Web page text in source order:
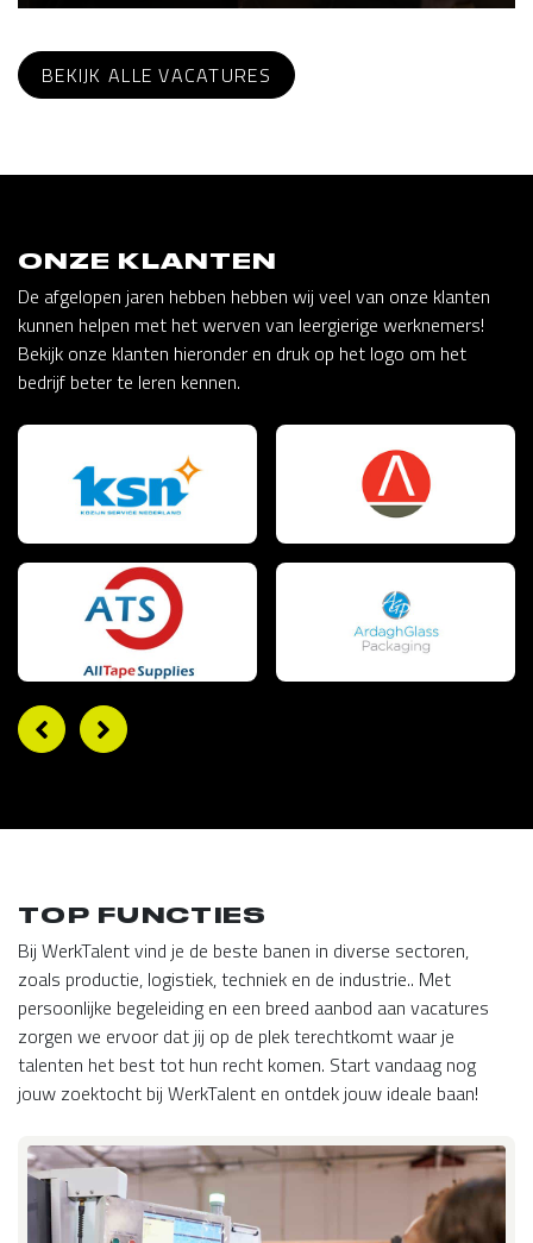
BEKIJK ALLE VACATURES
ONZE KLANTEN
De afgelopen jaren hebben hebben wij veel van onze klanten
kunnen helpen met het werven van leergierige werknemers!
Bekijk onze klanten hieronder en druk op het logo om het
bedrijf beter te leren kennen.
TOP FUNCTIES
Bij WerkTalent vind je de beste banen in diverse sectoren,
zoals productie, logistiek, techniek en de industrie.. Met
persoonlijke begeleiding en een breed aanbod aan vacatures
zorgen we ervoor dat jij op de plek terechtkomt waar je
talenten het best tot hun recht komen. Start vandaag nog
jouw zoektocht bij WerkTalent en ontdek jouw ideale baan!